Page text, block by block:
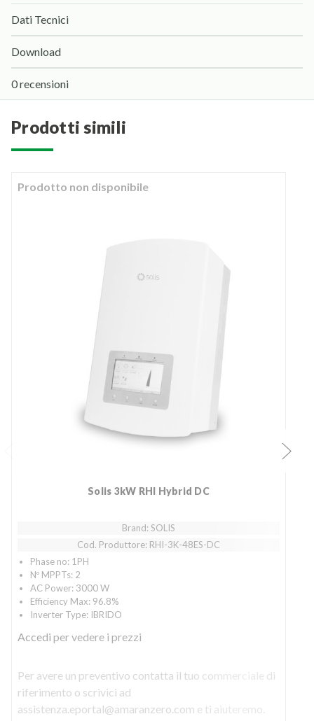
Dati Tecnici
Download
0 recensioni
prodotti simili
Prodotto non disponibile
Solis 3kW RHI Hybrid DC
Brand: SOLIS
Cod. Produttore: RHI-3K-48ES-DC
Phase no: 1PH
Nº MPPTs: 2
AC Power: 3000 W
Efficiency Max: 96.8%
Inverter Type: IBRIDO
Accedi per vedere i prezzi
Per avere un preventivo contatta il tuo commerciale di
riferimento o scrivici ad
assistenza.eportal@amaranzero.com e ti aiuteremo.